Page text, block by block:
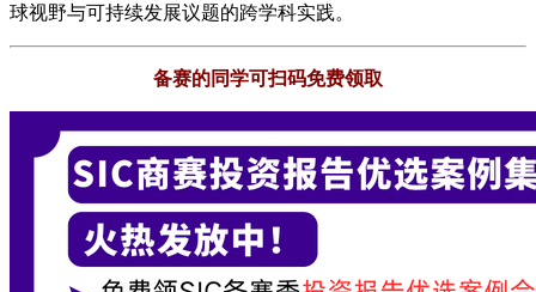
球视野与可持续发展议题的跨学科实践。
备赛的同学可扫码免费领取